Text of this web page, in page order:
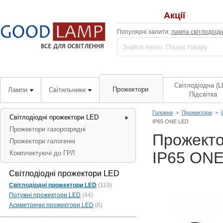
Акції
Популярні запити: лампа
Лампи Світильники Прожектори
Світлодіодна
Підсвітка
Головна > Прожектори >
IP65 ONE LED
IP65
Світлодіодні прожектори LED
Прожектори газорозрядні
Прожектори галогенні
Комплектуючі до ГРЛ
Світлодіодні прожектори LED
Світлодіодні прожектори LED (119)
Потужні прожектори LED (44)
Асиметричні прожектори LED (6)